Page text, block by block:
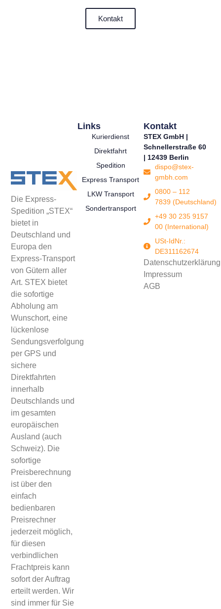
Kontakt
Die Express-
Spedition „STEX“
bietet in
Deutschland und
Europa den
Express-Transport
von Gütern aller
Art. STEX bietet
die sofortige
Abholung am
Wunschort, eine
lückenlose
Sendungsverfolgung
per GPS und
sichere
Direktfahrten
innerhalb
Deutschlands und
im gesamten
europäischen
Ausland (auch
Schweiz). Die
sofortige
Preisberechnung
ist über den
einfach
bedienbaren
Preisrechner
jederzeit möglich,
für diesen
verbindlichen
Frachtpreis kann
sofort der Auftrag
erteilt werden. Wir
sind immer für Sie
Links
Kurierdienst
Direktfahrt
Spedition
Express Transport
LKW Transport
Sondertransport
Kontakt
STEX GmbH |
Schnellerstraße 60
| 12439 Berlin
dispo@stex-
gmbh.com
0800 – 112
7839 (Deutschland)
+49 30 235 9157
00 (International)
USt-IdNr.:
DE311162674
Datenschutzerklärung
Impressum
AGB